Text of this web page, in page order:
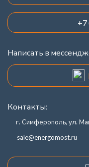
+7
Написать в
Контакты:
г. Симферополь, ул.
sale@energomost.ru